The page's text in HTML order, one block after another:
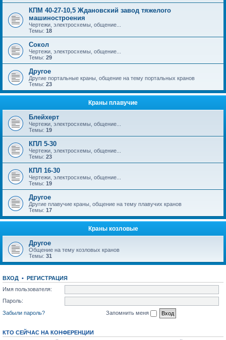
КПМ 40-27-10,5 Ждановский завод тяжелого
машиностроения
Чертежи, электросхемы, общение...
Темы: 18
Сокол
Чертежи, электросхемы, общение...
Темы: 29
Другое
Другие портальные краны, общение на тему портальных кранов
Темы: 23
Краны плавучие
Блейхерт
Чертежи, электросхемы, общение...
Темы: 19
КПЛ 5-30
Чертежи, электросхемы, общение...
Темы: 23
КПЛ 16-30
Чертежи, электросхемы, общение...
Темы: 19
Другое
Другие плавучие краны, общение на тему плавучих кранов
Темы: 17
Краны козловые
Другое
Общение на тему козловых кранов
Темы: 31
ВХОД • РЕГИСТРАЦИЯ
Имя пользователя:
Пароль:
Забыли пароль?
Запомнить меня
КТО СЕЙЧАС НА КОНФЕРЕНЦИИ